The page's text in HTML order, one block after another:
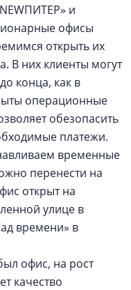
и
офисы
открыть их
В них клиенты могут
конца, как в
операционные
обезопасить
платежи.
временные
перенести на
открыт на
улице в
времени» в
офис, на рост
качество